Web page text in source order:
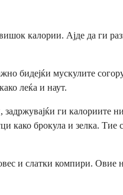
калории. Ајде да ги
бидејќи мускулите
леќа и наут.
ги калориите
брокула и зелка. Тие
и слатки компири.